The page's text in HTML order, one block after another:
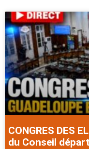
CONGRES DES
du Conseil